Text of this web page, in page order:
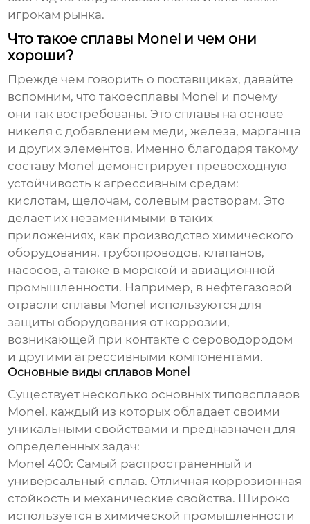
игрокам рынка.
Что такое сплавы Monel и чем они
хороши?
Прежде чем говорить о поставщиках, давайте
вспомним, что такоесплавы Monel и почему
они так востребованы. Это сплавы на основе
никеля с добавлением меди, железа, марганца
и других элементов. Именно благодаря такому
составу Monel демонстрирует превосходную
устойчивость к агрессивным средам:
кислотам, щелочам, солевым растворам. Это
делает их незаменимыми в таких
приложениях, как производство химического
оборудования, трубопроводов, клапанов,
насосов, а также в морской и авиационной
промышленности. Например, в нефтегазовой
отрасли сплавы Monel используются для
защиты оборудования от коррозии,
возникающей при контакте с сероводородом
и другими агрессивными компонентами.
Основные виды сплавов Monel
Существует несколько основных типовсплавов
Monel , каждый из которых обладает своими
уникальными свойствами и предназначен для
определенных задач:
Monel 400: Самый распространенный и
универсальный сплав. Отличная коррозионная
стойкость и механические свойства. Широко
используется в химической промышленности